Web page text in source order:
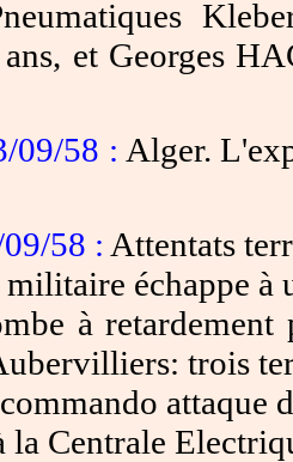
et Georges
09/58 : Alger.
58 : Attentats
échappe à
à
trois
attaque
la Centrale